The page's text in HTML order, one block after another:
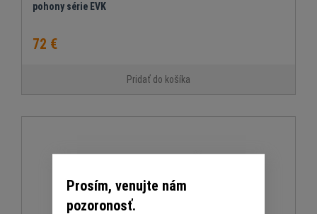
pohony série EVK
72 €
Pridať do košíka
Prosím, venujte nám
pozoronosť.